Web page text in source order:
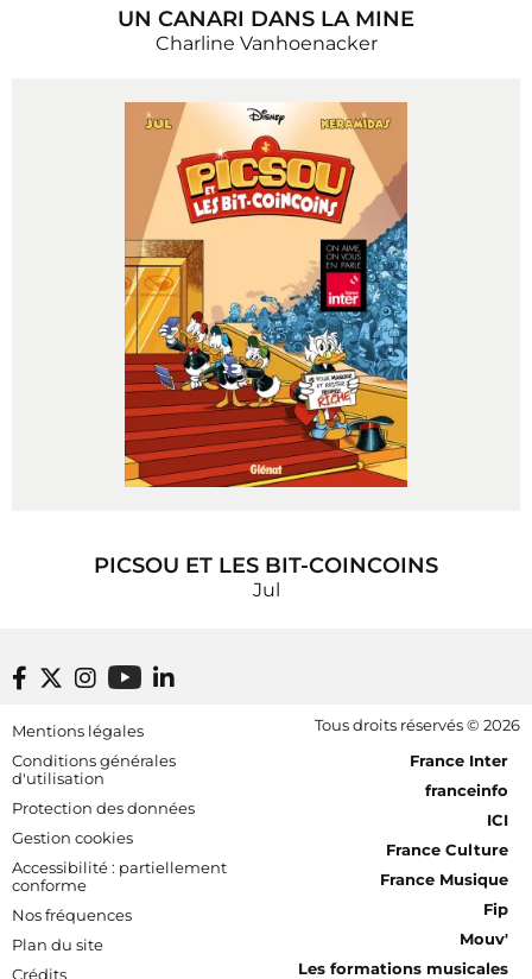
UN CANARI DANS LA MINE
Charline Vanhoenacker
PICSOU ET LES BIT-COINCOINS
Jul
Footer bottom
Mentions légales
Conditions générales
d'utilisation
Protection des données
Gestion cookies
Accessibilité : partiellement
conforme
Nos fréquences
Plan du site
Crédits
Tous droits réservés © 2026
[RDF] Pied de page - Mobile
France Inter
franceinfo
ICI
France Culture
France Musique
Fip
Mouv'
Les formations musicales